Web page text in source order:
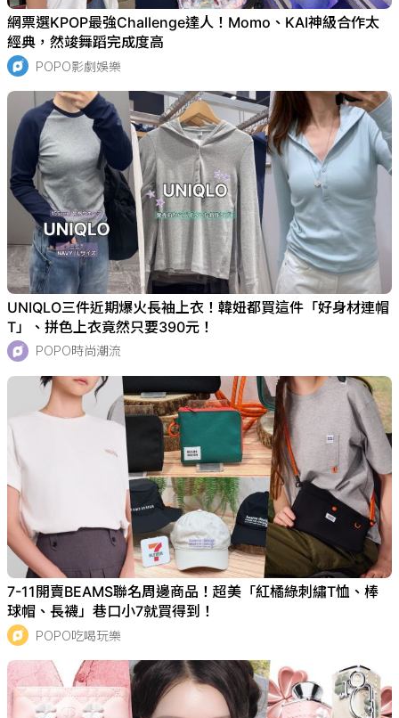
網票選KPOP最強Challenge達人！Momo、KAI神級合作太
經典，然竣舞蹈完成度高
POPO影劇娛樂
UNIQLO三件近期爆火長袖上衣！韓妞都買這件「好身材連帽
T」、拼色上衣竟然只要390元！
POPO時尚潮流
7-11開賣BEAMS聯名周邊商品！超美「紅橘綠刺繡T恤、棒
球帽、長襪」巷口小7就買得到！
POPO吃喝玩樂